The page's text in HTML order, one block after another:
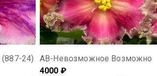
24)
АВ-Невозможное Возможно
4000 ₽